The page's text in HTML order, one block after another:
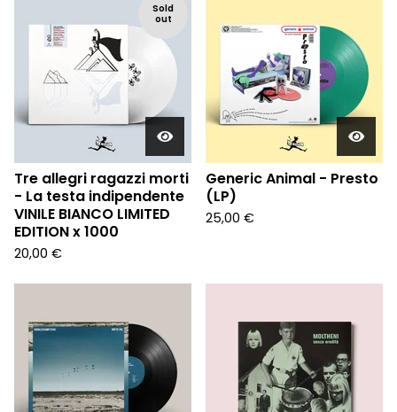
Sold
out
Tre allegri ragazzi morti
- La testa indipendente
VINILE BIANCO LIMITED
EDITION x 1000
20,00 €
Generic Animal - Presto
(LP)
25,00 €